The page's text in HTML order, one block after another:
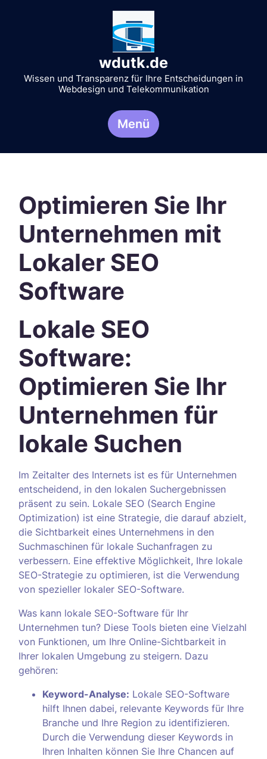
wdutk.de
Wissen und Transparenz für Ihre Entscheidungen in
Webdesign und Telekommunikation
Menü
Optimieren Sie Ihr
Unternehmen mit
Lokaler SEO
Software
Lokale SEO
Software:
Optimieren Sie Ihr
Unternehmen für
lokale Suchen
Im Zeitalter des Internets ist es für Unternehmen
entscheidend, in den lokalen Suchergebnissen
präsent zu sein. Lokale SEO (Search Engine
Optimization) ist eine Strategie, die darauf abzielt,
die Sichtbarkeit eines Unternehmens in den
Suchmaschinen für lokale Suchanfragen zu
verbessern. Eine effektive Möglichkeit, Ihre lokale
SEO-Strategie zu optimieren, ist die Verwendung
von spezieller lokaler SEO-Software.
Was kann lokale SEO-Software für Ihr
Unternehmen tun? Diese Tools bieten eine Vielzahl
von Funktionen, um Ihre Online-Sichtbarkeit in
Ihrer lokalen Umgebung zu steigern. Dazu
gehören:
Keyword-Analyse: Lokale SEO-Software
hilft Ihnen dabei, relevante Keywords für Ihre
Branche und Ihre Region zu identifizieren.
Durch die Verwendung dieser Keywords in
Ihren Inhalten können Sie Ihre Chancen auf